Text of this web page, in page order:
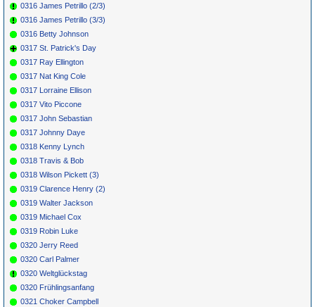
0316 James Petrillo (2/3)
0316 James Petrillo (3/3)
0316 Betty Johnson
0317 St. Patrick's Day
0317 Ray Ellington
0317 Nat King Cole
0317 Lorraine Ellison
0317 Vito Piccone
0317 John Sebastian
0317 Johnny Daye
0318 Kenny Lynch
0318 Travis & Bob
0318 Wilson Pickett (3)
0319 Clarence Henry (2)
0319 Walter Jackson
0319 Michael Cox
0319 Robin Luke
0320 Jerry Reed
0320 Carl Palmer
0320 Weltglückstag
0320 Frühlingsanfang
0321 Choker Campbell